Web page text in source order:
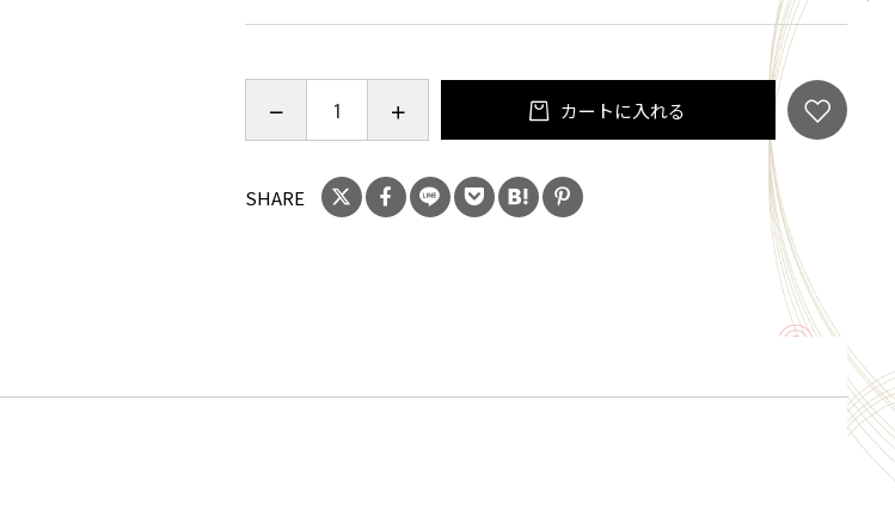
賞味期限：2026/7/13
内容量：約270g
※保存方法については、必ず記載されている注意事項をお守りく
※本製造工場ではクルミ、アーモンドを含む製品を製造していま
カートに入れる
SHARE